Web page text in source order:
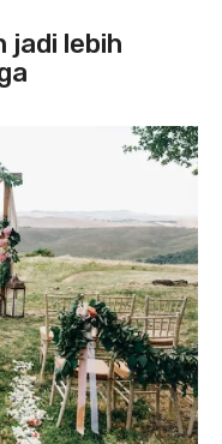
jadi lebih